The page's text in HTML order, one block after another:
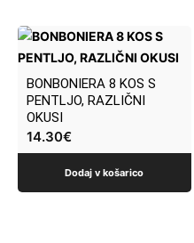
BONBONIERA 8 KOS S
PENTLJO, RAZLIČNI
OKUSI
14.30€
Dodaj v košarico